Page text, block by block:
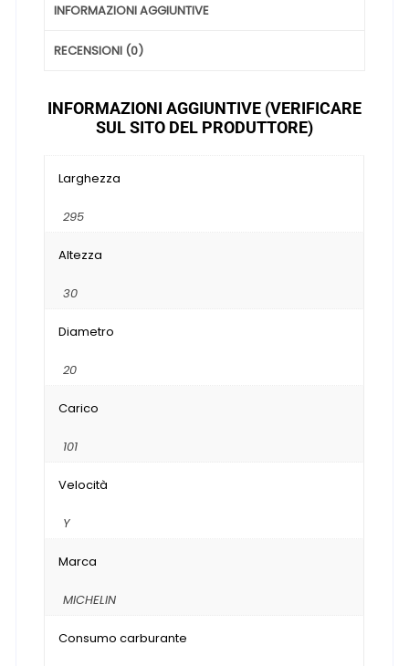
INFORMAZIONI AGGIUNTIVE
RECENSIONI (0)
INFORMAZIONI AGGIUNTIVE (VERIFICARE
SUL SITO DEL PRODUTTORE)
Larghezza
295
Altezza
30
Diametro
20
Carico
101
Velocità
Y
Marca
MICHELIN
Consumo carburante